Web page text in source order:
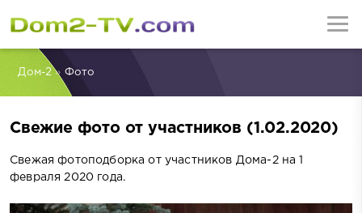
Дом-2» Фото
Свежие фото от участников (1.02.2020)
Свежая фотоподборка от участников Дома-2 на 1
февраля 2020 года.